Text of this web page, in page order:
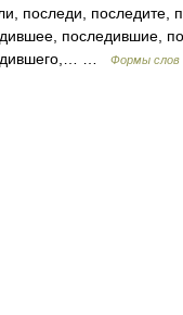
последи, последите,
последившие,
…
Формы слов